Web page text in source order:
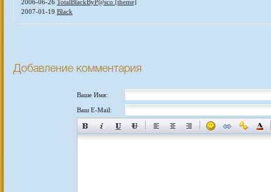
2006-06-26 TotalBlackByP@sco [theme]
2007-01-19 Black
Добавление комментария
Ваше Имя:
Ваш E-Mail: